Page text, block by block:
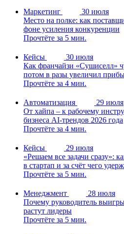
Маркетинг
30 июля
Место на полке: как
фоне усиления конкуренции
Прочтёте за 5 мин.
Кейсы
30 июля
Как франчайзи «Сушиселл»
потом в разы увеличил
Прочтёте за 4 мин.
Автоматизация
29 июля
От хайпа – к рабочему
бизнеса AI-трендов 2026 года
Прочтёте за 4 мин.
Кейсы
29 июля
«Решаем все задачи сразу»:
в стартап и за счёт чего
Прочтёте за 5 мин.
Менеджмент
28 июля
Почему руководитель
растут лидеры
Прочтёте за 5 мин.